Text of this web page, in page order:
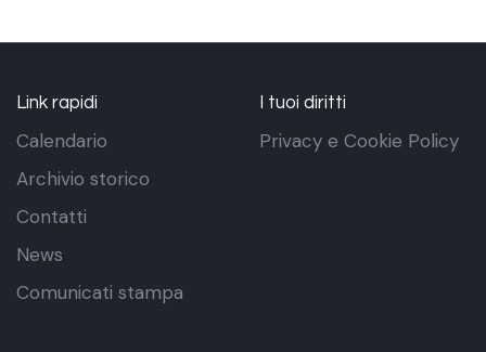
Link rapidi
Calendario
Archivio storico
Contatti
News
Comunicati stampa
I tuoi diritti
Privacy e Cookie Policy